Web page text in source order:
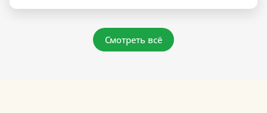
Смотреть всё